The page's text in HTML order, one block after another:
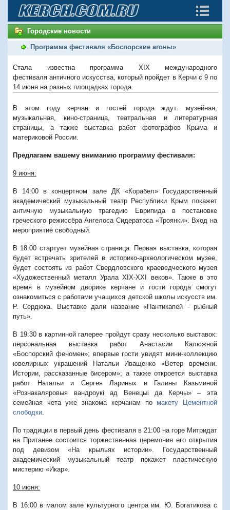
Городские новости
Программа фестиваля «Боспорские агоны»
Стала известна программа ХIХ международного
фестиваля античного искусства, который пройдет в Керчи с 9 по
14 июня на разных площадках города.
В этом году керчан и гостей города ждут: музейная,
музыкальная, кино-страница, театральная и литературная
страницы, а также выставка работ фотографов Крыма и
материковой России.
Предлагаем вашему вниманию программу фестиваля:
9 июня:
В 14:00 в концертном зале ДК «Корабел» Государственный
академический музыкальный театр Республики Крым покажет
античную музыкальную трагедию Еврипида в постановке
греческого режиссёра Ангелоса Сидератоса «Троянки». Вход на
мероприятие свободный.
В 18:00 стартует музейная страница. Первая выставка, которая
будет встречать зрителей в историко-археологическом музее,
будет состоять из работ Свердловского краеведческого музея
«Художественный металл Урала XIX-XXI веков». Также в это
время в музейном дворике керчане и гости города смогут
ознакомиться с работами учащихся детской школы искусств им.
Р. Сердюка. Выставке дали название «Пантикапей - рыбный
путь».
В 19:30 в картинной галерее пройдут сразу несколько выставок:
персональная выставка работ Анастасии Калюжной
«Боспорский феномен»; впервые гости увидят мини-коллекцию
ювелирных украшений Натальи Иващенко «Ветер времени.
Истории, рассказанные бисером»; а также откроется выставка
работ Натальи и Сергея Лариных и Галины Казьминой
«Рознакаляровыя вандроукi ад Венецыi да Керчы» – эта
семейная чета уже знакома керчанам по макету Цементной
слободки
По традиции в первый день фестиваля в 21:00 на горе Митридат
на Пританее состоится торжественная церемония его открытия
под девизом «На крыльях истории». Государственный
академический музыкальный театр покажет пластическую
мистерию «Икар».
10 июня:
В 16:00 в малом зале культурного центра им. Ю. Богатикова с